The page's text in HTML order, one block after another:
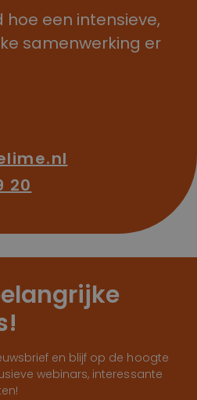
hoe een intensieve,
samenwerking er
20
en blijf op de hoogte
webinars, interessante